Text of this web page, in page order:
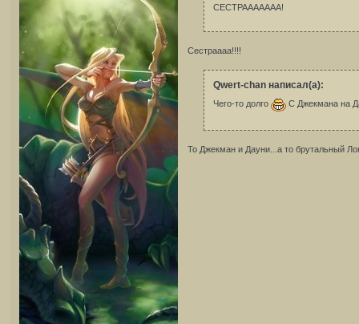
СЕСТРААААААА!
Сестраааа!!!!
Qwert-chan написал(а):
Чего-то долго С Джекмана на
То Джекман и Дауни...а то брутальный